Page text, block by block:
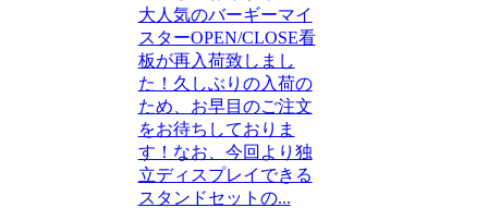
大人気のバーギーマイ
スターOPEN/CLOSE看
板が再入荷致しまし
た！久しぶりの入荷の
ため、お早目のご注文
をお待ちしておりま
す！なお、今回より独
立ディスプレイできる
スタンドセットの...